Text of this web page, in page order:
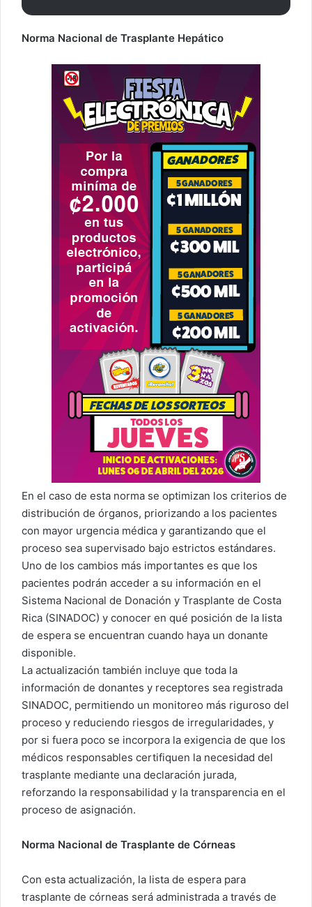
Norma Nacional de Trasplante Hepático
En el caso de esta norma se optimizan los criterios de
distribución de órganos, priorizando a los pacientes
con mayor urgencia médica y garantizando que el
proceso sea supervisado bajo estrictos estándares.
Uno de los cambios más importantes es que los
pacientes podrán acceder a su información en el
Sistema Nacional de Donación y Trasplante de Costa
Rica (SINADOC) y conocer en qué posición de la lista
de espera se encuentran cuando haya un donante
disponible.
La actualización también incluye que toda la
información de donantes y receptores sea registrada
SINADOC, permitiendo un monitoreo más riguroso del
proceso y reduciendo riesgos de irregularidades, y
por si fuera poco se incorpora la exigencia de que los
médicos responsables certifiquen la necesidad del
trasplante mediante una declaración jurada,
reforzando la responsabilidad y la transparencia en el
proceso de asignación.
Norma Nacional de Trasplante de Córneas
Con esta actualización, la lista de espera para
trasplante de córneas será administrada a través de